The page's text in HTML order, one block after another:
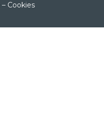
– Cookies